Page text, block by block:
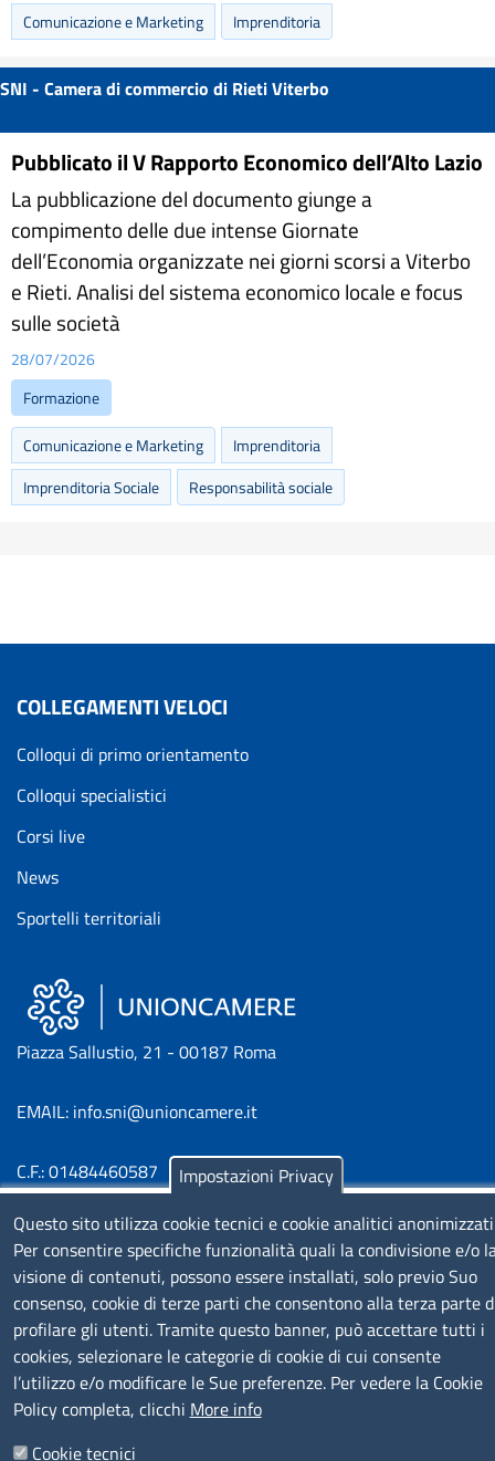
Comunicazione e Marketing
Imprenditoria
SNI - Camera di commercio di Rieti Viterbo
Pubblicato il V Rapporto Economico dell’Alto Lazio
La pubblicazione del documento giunge a
compimento delle due intense Giornate
dell’Economia organizzate nei giorni scorsi a Viterbo
e Rieti. Analisi del sistema economico locale e focus
sulle società
28/07/2026
Formazione
Comunicazione e Marketing
Imprenditoria
Imprenditoria Sociale
Responsabilità sociale
COLLEGAMENTI VELOCI
Colloqui di primo orientamento
Colloqui specialistici
Corsi live
News
Sportelli territoriali
Piazza Sallustio, 21 - 00187 Roma
EMAIL: info.sni@unioncamere.it
C.F.: 01484460587
P.Iva: 01000211001
SERVIZIO REALIZZATO DA
SEGUICI SU
Impostazioni Privacy
Questo sito utilizza cookie tecnici e cookie analitici
Per consentire specifiche funzionalità quali la condivisione e/o
visione di contenuti, possono essere installati, solo previo Suo
consenso, cookie di terze parti che consentono alla terza parte
profilare gli utenti. Tramite questo banner, può accettare tutti i
cookies, selezionare le categorie di cookie di cui consente
l’utilizzo e/o modificare le Sue preferenze. Per vedere la Cookie
Policy completa, clicchi More info
Cookie tecnici